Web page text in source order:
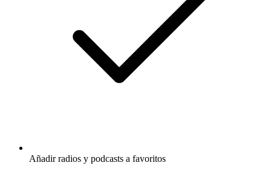
Añadir radios y podcasts a favoritos